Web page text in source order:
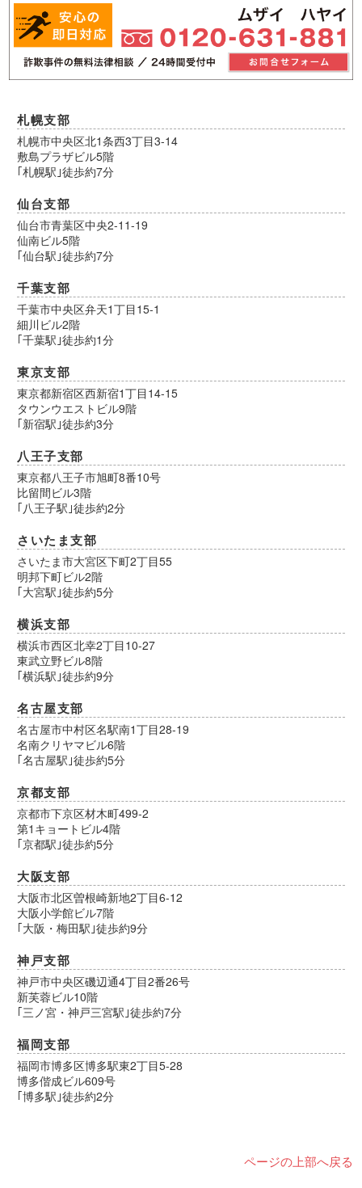
札幌支部
札幌市中央区北1条西3丁目3-14
敷島プラザビル5階
｢札幌駅｣徒歩約7分
仙台支部
仙台市青葉区中央2-11-19
仙南ビル5階
｢仙台駅｣徒歩約7分
千葉支部
千葉市中央区弁天1丁目15-1
細川ビル2階
｢千葉駅｣徒歩約1分
東京支部
東京都新宿区西新宿1丁目14-15
タウンウエストビル9階
｢新宿駅｣徒歩約3分
八王子支部
東京都八王子市旭町8番10号
比留間ビル3階
｢八王子駅｣徒歩約2分
さいたま支部
さいたま市大宮区下町2丁目55
明邦下町ビル2階
｢大宮駅｣徒歩約5分
横浜支部
横浜市西区北幸2丁目10-27
東武立野ビル8階
｢横浜駅｣徒歩約9分
名古屋支部
名古屋市中村区名駅南1丁目28-19
名南クリヤマビル6階
｢名古屋駅｣徒歩約5分
京都支部
京都市下京区材木町499-2
第1キョートビル4階
｢京都駅｣徒歩約5分
大阪支部
大阪市北区曽根崎新地2丁目6-12
大阪小学館ビル7階
｢大阪・梅田駅｣徒歩約9分
神戸支部
神戸市中央区磯辺通4丁目2番26号
新芙蓉ビル10階
｢三ノ宮・神戸三宮駅｣徒歩約7分
福岡支部
福岡市博多区博多駅東2丁目5-28
博多偕成ビル609号
｢博多駅｣徒歩約2分
ページの上部へ戻る